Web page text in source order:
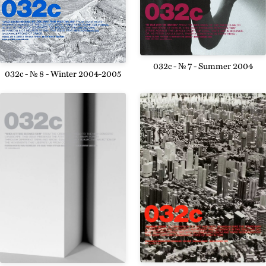
032c - № 8 - Winter 2004-2005
032c - № 7 - Summer 2004